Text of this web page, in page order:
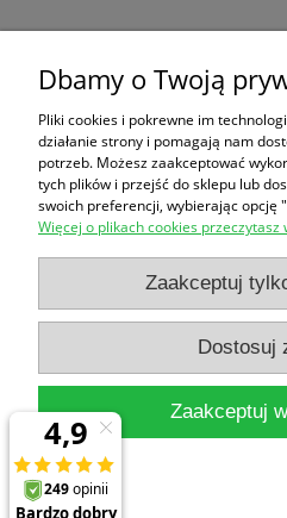
Moje
Dbamy o Twoją
Pliki cookies i pokrewne im
działanie strony i pomagają nam
potrzeb. Możesz zaakceptować
tych plików i przejść do sklepu lub
swoich preferencji, wybierając opcję
Więcej o plikach cookies
Zaakceptuj
Dostosuj
Zaakceptuj